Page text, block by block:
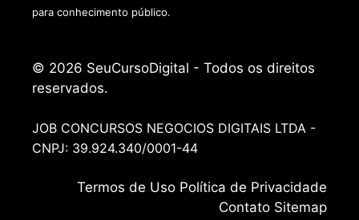
para conhecimento público.
© 2026 SeuCursoDigital - Todos os direitos
reservados.
JOB CONCURSOS NEGOCIOS DIGITAIS LTDA -
CNPJ: 39.924.340/0001-44
Termos de Uso Política de Privacidade
Contato Sitemap